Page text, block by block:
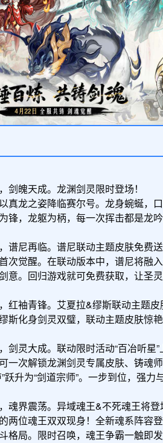
剑魄天成。龙渊剑灵限时登场！
真龙之姿降临赛尔号。龙身蜿蜒，
锋，龙躯为柄，每一次挥击都是龙
谱尼再临。谱尼联动主题皮肤免费送
次觉醒。在联动版本中，谱尼将融
意。回归游戏就可免费获取，让圣
红袖青锋。艾夏拉&缪斯联动主题皮
斯化身剑灵双璧，联动主题皮肤惊
剑灵大成。联动限时活动“百冶听星”
一次解锁龙渊剑灵专属皮肤、铸魂
跃升为“剑道宗师”。一步到位，强力
魂界震荡。异域魂王&不死魂王将登
两位魂王双双现身！全新魂系阵容
格局。限时召唤，魂王争霸一触即发